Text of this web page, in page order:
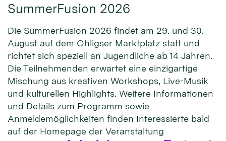
SummerFusion 2026
Die SummerFusion 2026 findet am 29. und 30.
August auf dem Ohligser Marktplatz statt und
richtet sich speziell an Jugendliche ab 14 Jahren.
Die Teilnehmenden erwartet eine einzigartige
Mischung aus kreativen Workshops, Live-Musik
und kulturellen Highlights. Weitere Informationen
und Details zum Programm sowie
Anmeldemöglichkeiten finden Interessierte bald
auf der Homepage der Veranstaltung